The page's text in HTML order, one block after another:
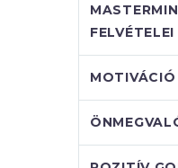
FELVÉTELEI
MOTIVÁCIÓ